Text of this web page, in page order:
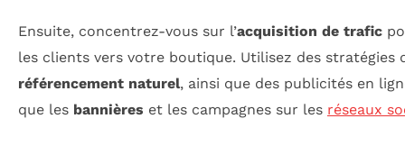
Ensuite, concentrez-vous sur l’acquisition de trafic
les clients vers votre boutique. Utilisez des stratégies
référencement naturel, ainsi que des publicités en
que les bannières et les campagnes sur les réseaux